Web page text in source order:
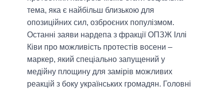
тема, яка є найбільш близькою для
опозиційних сил, озброєних популізмом.
Останні заяви нардепа з фракції ОПЗЖ Іллі
Ківи про можливість протестів восени –
маркер, який спеціально запущений у
медійну площину для замірів можливих
реакцій з боку українських громадян. Головні